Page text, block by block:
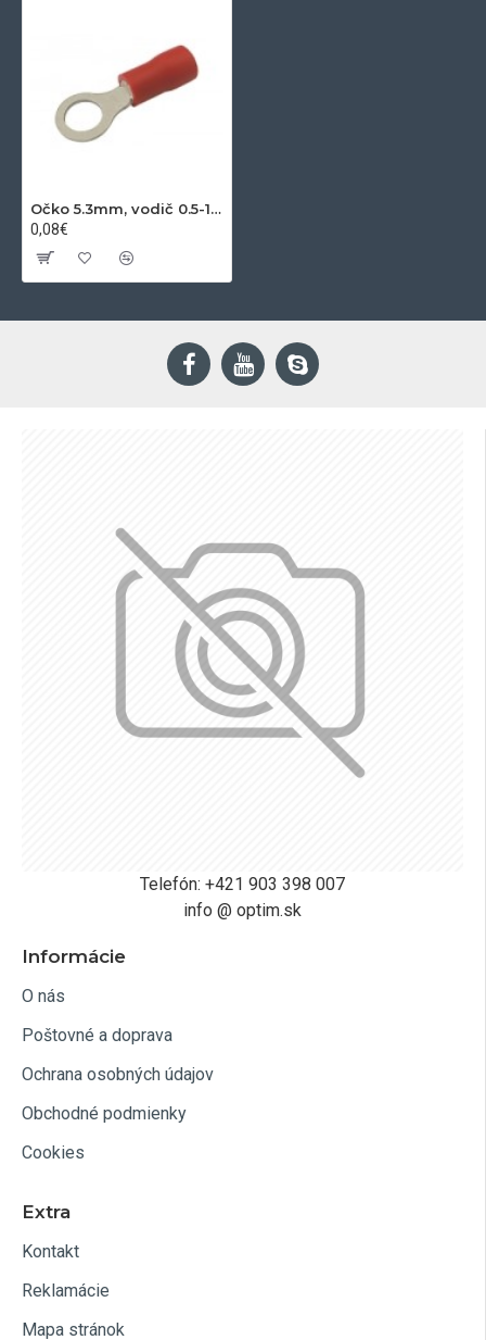
Očko 5.3mm, vodič 0.5-1.5mm červené
0,08€
Telefón: +421 903 398 007
info @ optim.sk
Informácie
O nás
Poštovné a doprava
Ochrana osobných údajov
Obchodné podmienky
Cookies
Extra
Kontakt
Reklamácie
Mapa stránok